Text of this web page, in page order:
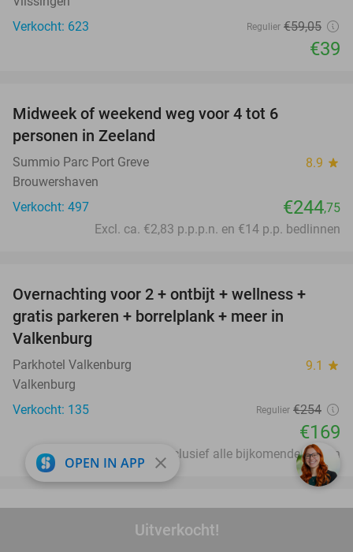
Uitverkocht!
Verkocht: 623
Regulier €59,05
€39
Midweek of weekend weg voor 4 tot 6
personen in Zeeland
Summio Parc Port Greve 8.9 star
Brouwershaven
Verkocht: 497
€244,75
Excl. ca. €2,83 p.p.p.n. en €14 p.p. bedlinnen
33%
Overnachting voor 2 + ontbijt + wellness +
gratis parkeren + borrelplank + meer in
Valkenburg
Parkhotel Valkenburg 9.1 star
Valkenburg
Verkocht: 135
Regulier €254
€169
Inclusief alle bijkomende kosten
favorite_border
3-gangen keuzediner in hartje Oostburg
OPEN IN APP close